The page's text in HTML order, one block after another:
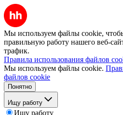
Мы используем файлы cookie,
правильную работу нашего веб-
трафик.
Правила использования файлов
Мы используем файлы cookie.
файлов cookie
Понятно
Ищу работу
Ищу работу